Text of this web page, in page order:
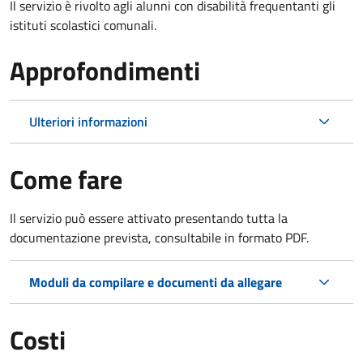
Il servizio è rivolto agli alunni con disabilità frequentanti gli
istituti scolastici comunali.
Approfondimenti
Ulteriori informazioni
Come fare
Il servizio può essere attivato presentando tutta la
documentazione prevista, consultabile in formato PDF.
Moduli da compilare e documenti da allegare
Costi